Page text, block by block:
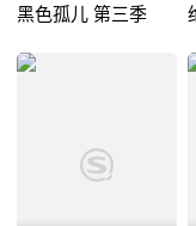
黑色孤儿 第三季